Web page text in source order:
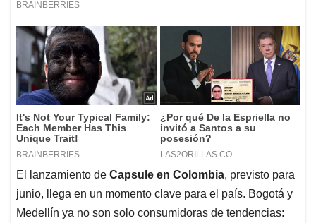
El lanzamiento de Capsule en Colombia, previsto para
junio, llega en un momento clave para el país. Bogotá y
Medellín ya no son solo consumidoras de tendencias: